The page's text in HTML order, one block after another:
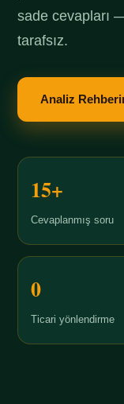
sade cevapları
tarafsız.
Analiz
15+
Cevaplanmış soru
0
Ticari yönlendirme